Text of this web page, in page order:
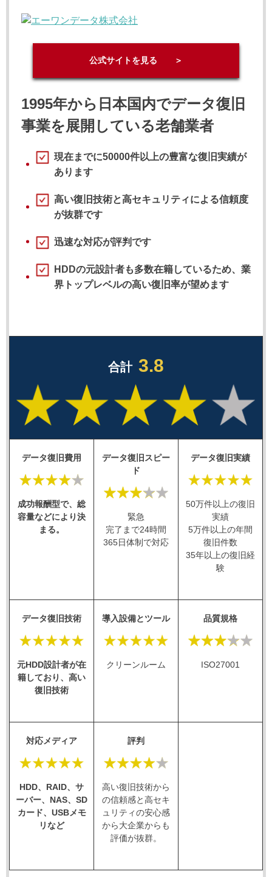
公式サイトを見る ＞
1995年から日本国内でデータ復旧
事業を展開している老舗業者
現在までに50000件以上の豊富な復旧実績が
あります
高い復旧技術と高セキュリティによる信頼度
が抜群です
迅速な対応が評判です
HDDの元設計者も多数在籍しているため、業
界トップレベルの高い復旧率が望めます
合計 3.8
データ復旧費用
成功報酬型で、総
容量などにより決
まる。
データ復旧スピー
ド
緊急
完了まで24時間
365日体制で対応
データ復旧実績
50万件以上の復旧
実績
5万件以上の年間
復旧件数
35年以上の復旧経
験
データ復旧技術
元HDD設計者が在
籍しており、高い
復旧技術
導入設備とツール
クリーンルーム
品質規格
ISO27001
対応メディア
HDD、RAID、サ
ーバー、NAS、SD
カード、USBメモ
リなど
評判
高い復旧技術から
の信頼感と高セキ
ュリティの安心感
から大企業からも
評価が抜群。